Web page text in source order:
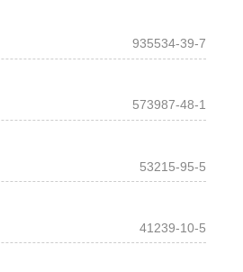
935534-39-7
573987-48-1
53215-95-5
41239-10-5